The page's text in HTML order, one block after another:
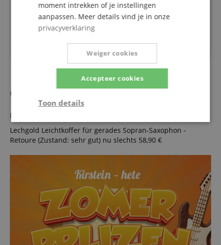
Een vraag stellen
Over dit artikel zijn nog geen vragen gesteld.
Ook als koopje!
Dit product is ook verkrijgbaar in de volgende staat:
Lechgold Leichtkoffer für gerades Sopran-Saxophon -
Retoure (Zustand: sehr gut) nu slechts 58,90 €
moment intrekken of je instellingen
aanpassen. Meer details vind je in onze
privacyverklaring
Accepteer cookies
Weiger cookies
Toon details
Strikt
noodzakelijk
Prestatie Gericht op
Functionaliteit
geclassificeerd